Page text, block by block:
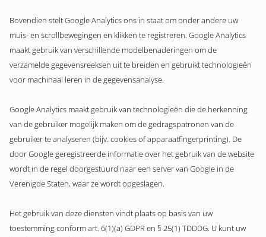
Bovendien stelt Google Analytics ons in staat om onder andere uw
muis- en scrollbewegingen en klikken te registreren. Google Analytics
maakt gebruik van verschillende modelbenaderingen om de
verzamelde gegevensreeksen uit te breiden en gebruikt technologieën
voor machinaal leren in de gegevensanalyse.
Google Analytics maakt gebruik van technologieën die de herkenning
van de gebruiker mogelijk maken om de gedragspatronen van de
gebruiker te analyseren (bijv. cookies of apparaatfingerprinting). De
door Google geregistreerde informatie over het gebruik van de website
wordt in de regel doorgestuurd naar een server van Google in de
Verenigde Staten, waar ze wordt opgeslagen.
Het gebruik van deze diensten vindt plaats op basis van uw
toestemming conform art. 6(1)(a) GDPR en § 25(1) TDDDG. U kunt uw